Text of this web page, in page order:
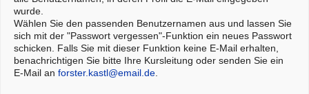
wurde.
Wählen Sie den passenden Benutzernamen aus und lassen Sie
sich mit der "Passwort vergessen"-Funktion ein neues Passwort
schicken. Falls Sie mit dieser Funktion keine E-Mail erhalten,
benachrichtigen Sie bitte Ihre Kursleitung oder senden Sie ein
E-Mail an forster.kastl@email.de